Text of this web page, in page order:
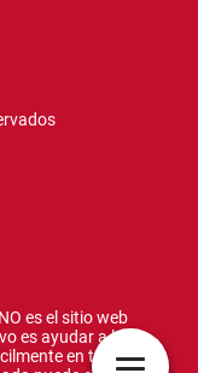
es el sitio web
es ayudar a los
en todos